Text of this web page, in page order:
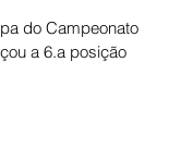
do Campeonato
a 6.a posição